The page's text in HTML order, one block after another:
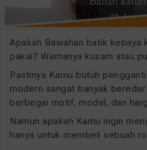
Apakah Bawahan batik kebaya
pakai? Warnanya kusam atau
Pastinya Kamu butuh
modern sangat banyak
berbegai motif, model, dan
Namun apakah Kamu ingin
hanya untuk membeli sebuah